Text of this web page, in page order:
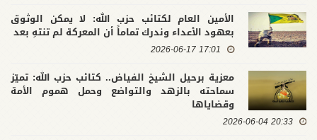
الأمين العام لكتائب حزب الله: لا يمكن الوثوق
بعهود الأعداء وندرك تماماً أن المعركة لم تنتهِ بعد
17:01 2026-06-17
معزية برحيل الشيخ الفياض.. كتائب حزب الله: تميّز
سماحته بالزهد والتواضع وحمل هموم الأمة
وقضاياها
20:33 2026-06-04